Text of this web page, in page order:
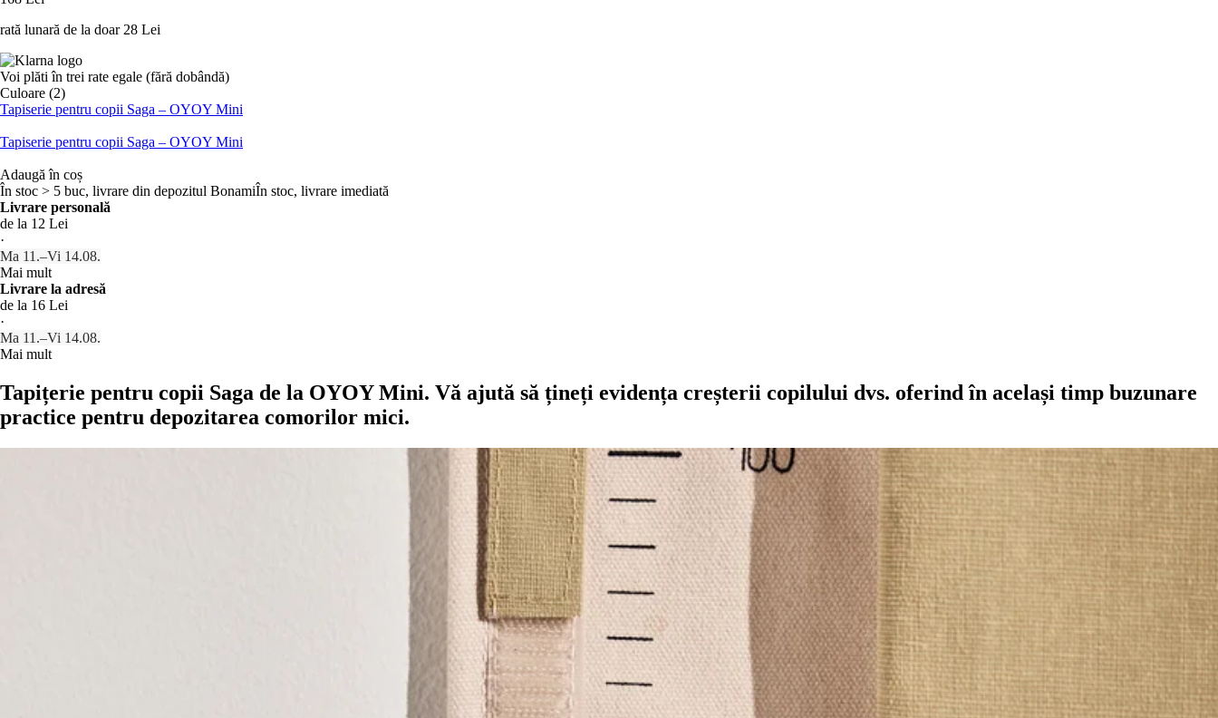
rată lunară de la doar 28 Lei
Voi plăti în trei rate egale (fără dobândă)
Culoare (2)
Tapiserie pentru copii Saga – OYOY Mini
Tapiserie pentru copii Saga – OYOY Mini
Adaugă în coș
În stoc > 5 buc, livrare din depozitul BonamiÎn stoc, livrare imediată
Livrare personală
de la 12 Lei
·
Ma 11.–Vi 14.08.
Mai mult
Livrare la adresă
de la 16 Lei
·
Ma 11.–Vi 14.08.
Mai mult
Tapițerie pentru copii Saga de la OYOY Mini. Vă ajută să țineți evidența creșterii copilului dvs. oferind în același timp buzunare
practice pentru depozitarea comorilor mici.